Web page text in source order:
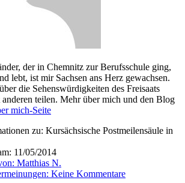
der in Chemnitz zur Berufsschule ging,
lebt, ist mir Sachsen ans Herz gewachsen.
die Sehenswürdigkeiten des Freisaats
teilen. Mehr über mich und den Blog
mich-Seite
zu: Kursächsische Postmeilensäule in
11/05/2014
Matthias N.
Keine Kommentare